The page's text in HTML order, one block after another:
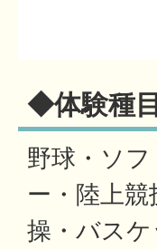
◆体験種
野球・ソ
ー・陸上
操・バス